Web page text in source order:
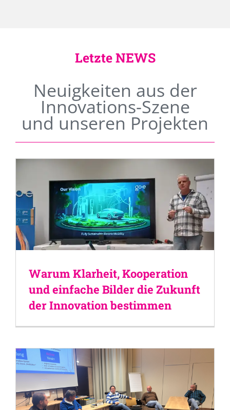
Letzte NEWS
Neuigkeiten aus der
Innovations-Szene
und unseren Projekten
Warum Klarheit, Kooperation
und einfache Bilder die Zukunft
der Innovation bestimmen